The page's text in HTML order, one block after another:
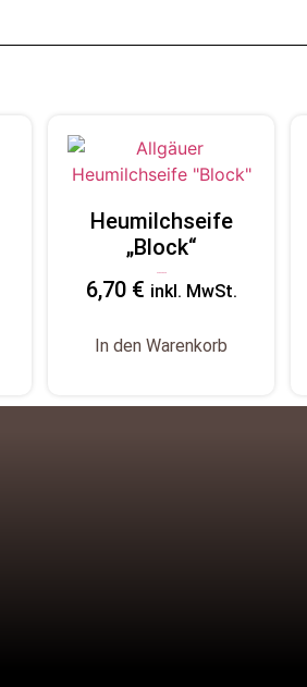
Heumilchseife
„Block“
mit
5.00
von
6,70 € inkl. MwSt.
In den Warenkorb